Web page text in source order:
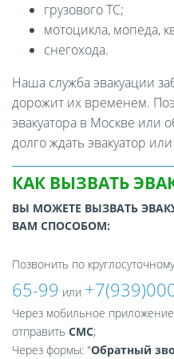
грузового ТС;
мотоцикла, мопеда,
снегохода.
Наша служба эвакуации
дорожит их временем.
эвакуатора в Москве или
долго ждать эвакуатор
КАК ВЫЗВАТЬ
ВЫ МОЖЕТЕ ВЫЗВАТЬ
ВАМ СПОСОБОМ:
Позвонить по
65-99 или
Через мобильное
отправить СМС;
Через формы: "Обратный